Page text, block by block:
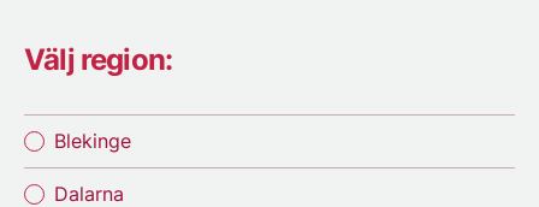
Välj region:
Blekinge
Dalarna